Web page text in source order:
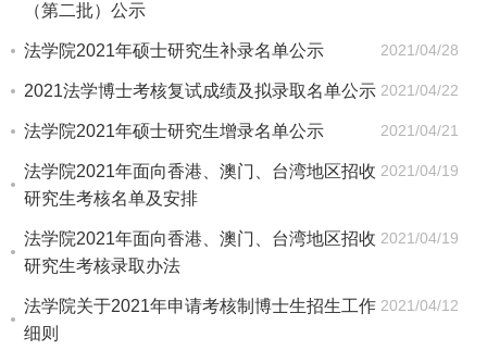
（第二批）公示
法学院2021年硕士研究生补录名单公示 2021/04/28
2021法学博士考核复试成绩及拟录取名单公示 2021/04/22
法学院2021年硕士研究生增录名单公示 2021/04/21
法学院2021年面向香港、澳门、台湾地区招收
研究生考核名单及安排
2021/04/19
法学院2021年面向香港、澳门、台湾地区招收
研究生考核录取办法
2021/04/19
法学院关于2021年申请考核制博士生招生工作
细则
2021/04/12